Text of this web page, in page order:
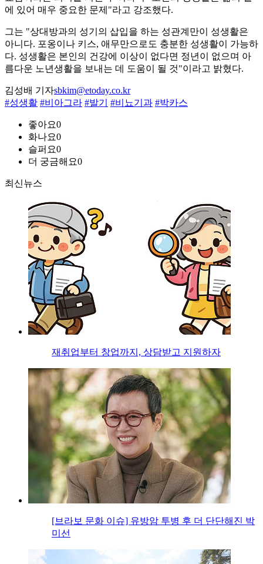
에 있어 매우 중요한 문제"라고 강조했다.
그는 "상대방과의 성기의 삽입을 하는 성관계만이 성생활은
아니다. 포옹이나 키스, 애무만으로도 충분한 성생활이 가능하
다. 성생활은 본인의 건강에 이상이 없다면 정년이 없으며 아
름다운 노년생활을 보내는 데 도움이 될 것"이라고 밝혔다.
김성배 기자sbkim@etoday.co.kr
#성생활 #비아그라 #발기 #비뇨기과 #박카스
좋아요0
화나요0
슬퍼요0
더 궁금해요0
최신뉴스
재취업부터 창업까지, 상담받고 지원하자
[브라보 문화 이슈] 유방암 투병 후 더 단단해진 박
미선